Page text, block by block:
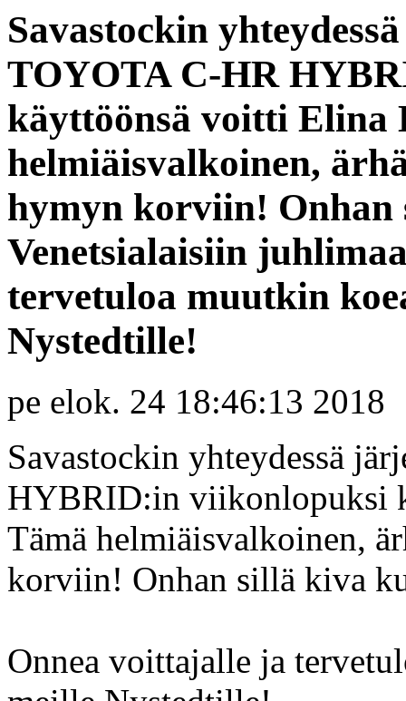
Savastockin
TOYOTA C-HR
käyttöönsä voitti Elina
helmiäisvalkoinen,
hymyn korviin!
Venetsialaisiin
tervetuloa muutkin
Nystedtille!
pe elok. 24 18:46:13 2018
Savastockin yhteydessä
HYBRID:in viikonlopuksi
Tämä helmiäisvalkoinen,
korviin! Onhan sillä kiva
Onnea voittajalle ja